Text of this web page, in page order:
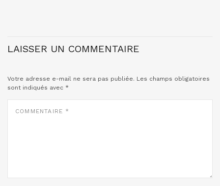
LAISSER UN COMMENTAIRE
Votre adresse e-mail ne sera pas publiée. Les champs obligatoires
sont indiqués avec *
COMMENTAIRE